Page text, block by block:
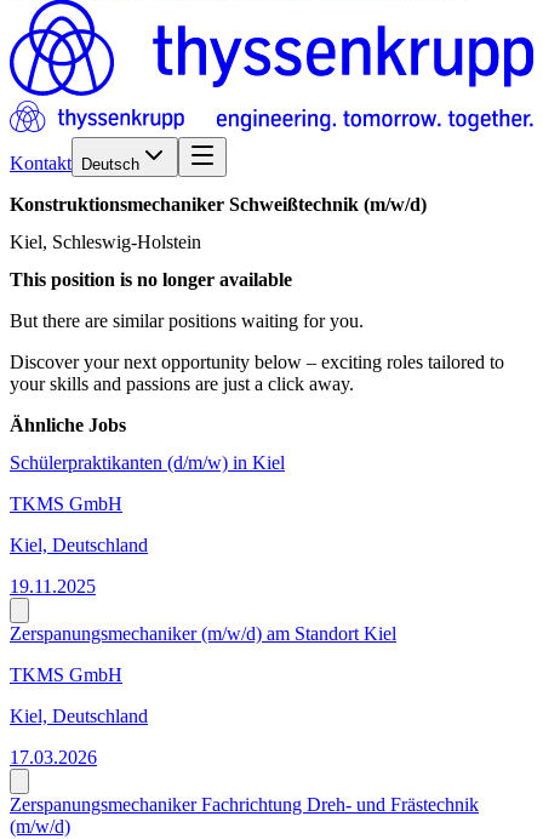
Kontakt Deutsch
Konstruktionsmechaniker Schweißtechnik (m/w/d)
Kiel, Schleswig-Holstein
This position is no longer available
But there are similar positions waiting for you.
Discover your next opportunity below – exciting roles tailored to
your skills and passions are just a click away.
Ähnliche Jobs
Schülerpraktikanten (d/m/w) in Kiel
TKMS GmbH
Kiel, Deutschland
19.11.2025
Zerspanungsmechaniker (m/w/d) am Standort Kiel
TKMS GmbH
Kiel, Deutschland
17.03.2026
Zerspanungsmechaniker Fachrichtung Dreh- und Frästechnik
(m/w/d)